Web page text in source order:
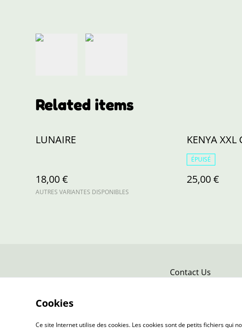
Related items
LUNAIRE
18,00 €
AUTRES VARIANTES DISPONIBLES
KENYA
ÉPUISÉ
25,00 €
Contact Us
Cookies
Ce site Internet utilise des cookies. Les cookies sont de petits fichiers qui